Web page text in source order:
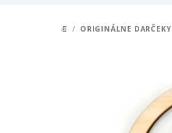
DOMOV
/ ORIGINÁLNE DARČEKY